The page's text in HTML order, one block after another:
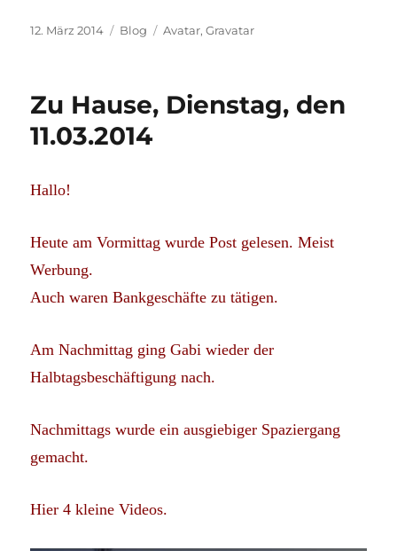
Veröffentlicht
12. März 2014 Kategorien
Blog Schlagwörter
Avatar,Gravatar
Zu Hause, Dienstag, den
11.03.2014
Hallo!
Heute am Vormittag wurde Post gelesen. Meist
Werbung.
Auch waren Bankgeschäfte zu tätigen.
Am Nachmittag ging Gabi wieder der
Halbtagsbeschäftigung nach.
Nachmittags wurde ein ausgiebiger Spaziergang
gemacht.
Hier 4 kleine Videos.